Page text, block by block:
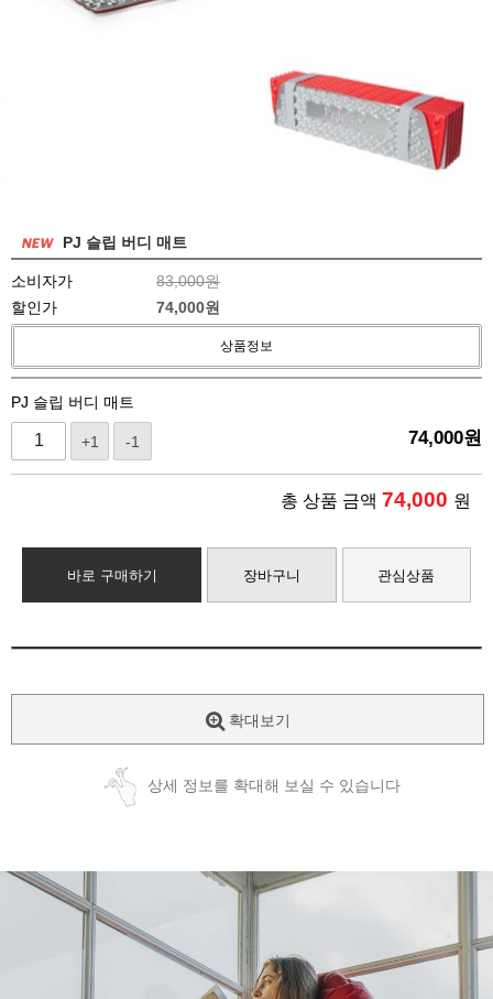
PJ 슬립 버디 매트
소비자가
83,000원
할인가
74,000원
상품정보
PJ 슬립 버디 매트
+1 -1 74,000원
총 상품 금액 74,000 원
바로 구매하기 장바구니 관심상품
확대보기
상세 정보를 확대해 보실 수 있습니다